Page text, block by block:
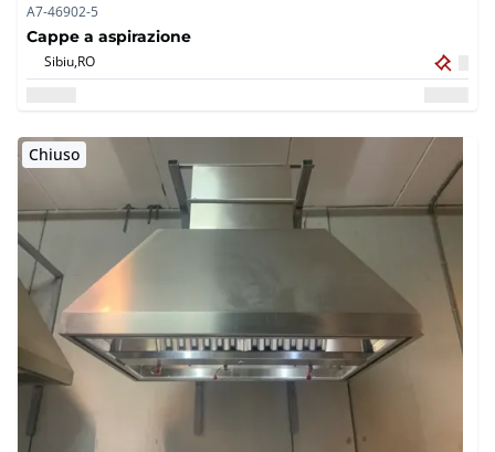
A7-46902-5
Cappe a aspirazione
Sibiu,RO
Chiuso